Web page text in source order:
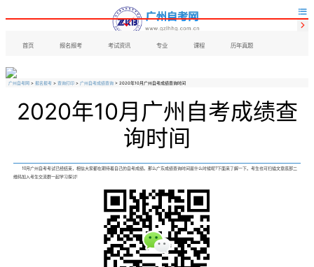

首页 报名报考 考试资讯 专业 课程 历年真题

广州自考网 > 报名报考 > 查询打印 > 广州自考成绩查询 > 2020年10月广州自考成绩查询时间
2020年10月广州自考成绩查
询时间
10月广州自考考试已经结束，相信大家都在期待着自己的自考成绩。那么广东成绩查询时间是什么时候呢?下面来了解一下。考生也可扫描文章底部二
维码加入考生交流群一起学习探讨!